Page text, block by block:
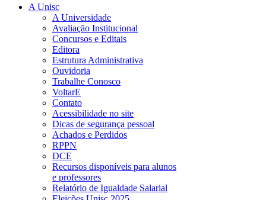
A Unisc
A Universidade
Avaliação Institucional
Concursos e Editais
Editora
Estrutura Administrativa
Ouvidoria
Trabalhe Conosco
VoltarE
Contato
Acessibilidade no site
Dicas de segurança pessoal
Achados e Perdidos
RPPN
DCE
Recursos disponíveis para alunos
e professores
Relatório de Igualdade Salarial